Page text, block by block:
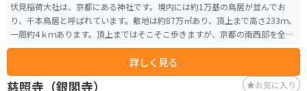
伏見稲荷大社は、京都にある神社です。境内には約1万基の鳥居が並んでお
り、千本鳥居と呼ばれています。敷地は約87万㎡あり、頂上まで高さ233ｍ、
一周約4ｋｍあります。頂上まではそこそこ歩きますが、京都の南西部を全て
見渡すことができるので絶景です。
詳しく見る
慈照寺（銀閣寺） お気に入り